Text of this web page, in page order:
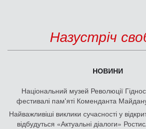
Назустріч
НОВИНИ
Національний музей Революції
фестивалі пам'яті Коменданта
Найважливіші виклики сучасності у
відбудуться «Актуальні діалоги»